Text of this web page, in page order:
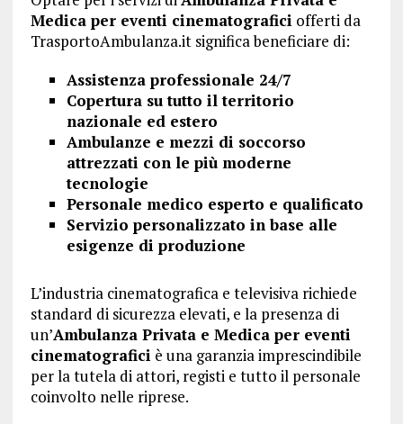
Medica per eventi cinematografici offerti da
TrasportoAmbulanza.it significa beneficiare di:
Assistenza professionale 24/7
Copertura su tutto il territorio
nazionale ed estero
Ambulanze e mezzi di soccorso
attrezzati con le più moderne
tecnologie
Personale medico esperto e qualificato
Servizio personalizzato in base alle
esigenze di produzione
L’industria cinematografica e televisiva richiede
standard di sicurezza elevati, e la presenza di
un’Ambulanza Privata e Medica per eventi
cinematografici è una garanzia imprescindibile
per la tutela di attori, registi e tutto il personale
coinvolto nelle riprese.